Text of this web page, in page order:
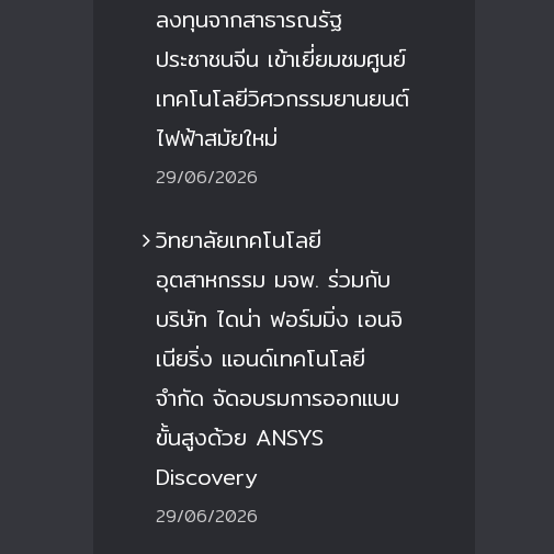
ลงทุนจากสาธารณรัฐ
ประชาชนจีน เข้าเยี่ยมชมศูนย์
เทคโนโลยีวิศวกรรมยานยนต์
ไฟฟ้าสมัยใหม่
29/06/2026
วิทยาลัยเทคโนโลยี
อุตสาหกรรม มจพ. ร่วมกับ
บริษัท ไดน่า ฟอร์มมิ่ง เอนจิ
เนียริ่ง แอนด์เทคโนโลยี
จำกัด จัดอบรมการออกแบบ
ขั้นสูงด้วย ANSYS
Discovery
29/06/2026